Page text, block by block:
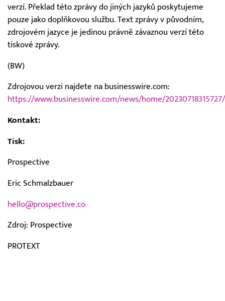
verzí. Překlad této zprávy do jiných jazyků poskytujeme
pouze jako doplňkovou službu. Text zprávy v původním,
zdrojovém jazyce je jedinou právně závaznou verzí této
tiskové zprávy.
(BW)
Zdrojovou verzi najdete na businesswire.com:
https://www.businesswire.com/news/home/
Kontakt:
Tisk:
Prospective
Eric Schmalzbauer
hello@prospective.co
Zdroj: Prospective
PROTEXT